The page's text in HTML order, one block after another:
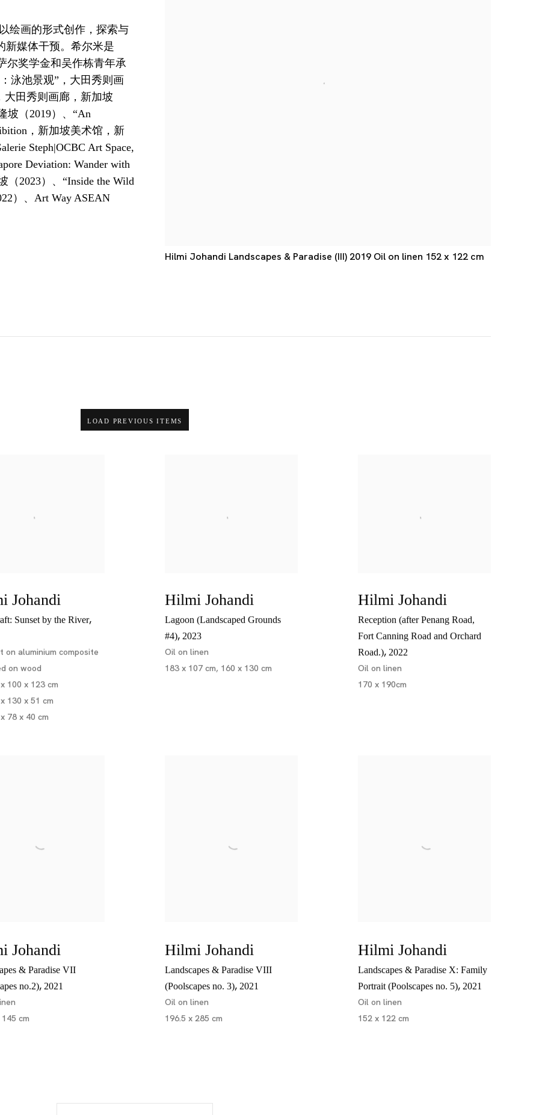
Hilmi Johandi Landscapes & Paradise (III) 2019 Oil on linen 152 x 122 cm
绘画的形式创作，探索与
新媒体干预。希尔米是
尔奖学金和吴作栋青年承
泳池景观”，大田秀则画
大田秀则画廊，新加坡
坡（2019）、“An
，新加坡美术馆，新
Steph|OCBC Art Space,
Deviation: Wander with
（2023）、“Inside the Wild
）、Art Way ASEAN
LOAD PREVIOUS ITEMS
Johandi
Sunset by the River,
on aluminium composite
on wood
100 x 123 cm
130 x 51 cm
78 x 40 cm
Hilmi Johandi
Lagoon (Landscaped Grounds
#4), 2023
Oil on linen
183 x 107 cm, 160 x 130 cm
Hilmi Johandi
Reception (after Penang Road,
Fort Canning Road and Orchard
Road.), 2022
Oil on linen
170 x 190cm
Johandi
& Paradise VII
no.2), 2021
cm
Hilmi Johandi
Landscapes & Paradise VIII
(Poolscapes no. 3), 2021
Oil on linen
196.5 x 285 cm
Hilmi Johandi
Landscapes & Paradise X: Family
Portrait (Poolscapes no. 5), 2021
Oil on linen
152 x 122 cm